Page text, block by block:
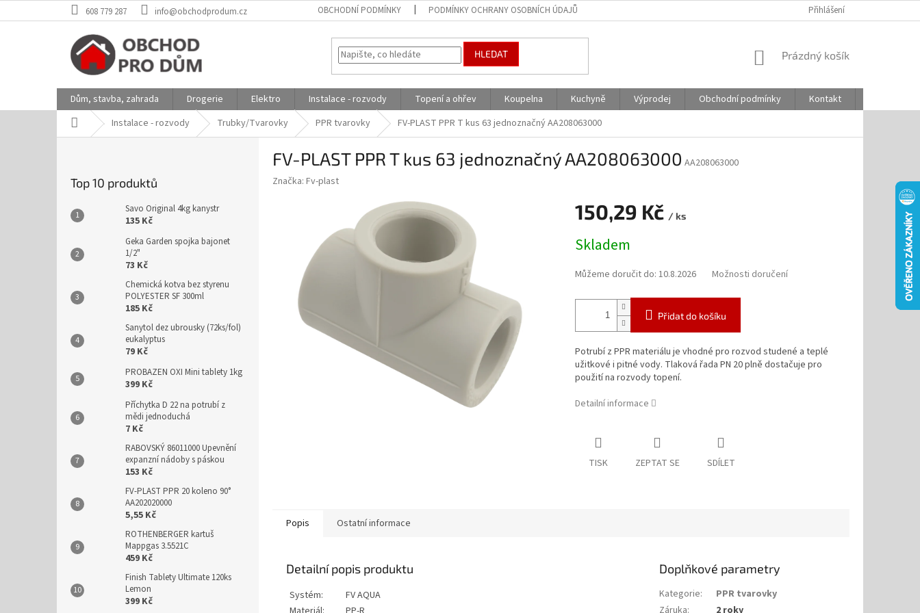
na
608 779 287 info@obchodprodum.cz OBCHODNÍ PODMÍNKY PODMÍNKY OCHRANY OSOBNÍCH ÚDAJŮ Přihlášení
HLEDAT
NÁKUPNÍ
Prázdný košík
Dům, stavba, zahrada Drogerie Elektro Instalace - rozvody Topení a ohřev Koupelna Kuchyně Výprodej Obchodní podmínky Kontakt
Domů Instalace - rozvody Trubky/Tvarovky PPR tvarovky FV-PLAST PPR T kus 63 jednoznačný AA208063000
Top 10 produktů
Savo Original 4kg kanystr
135 Kč
Geka Garden spojka bajonet
1/2"
73 Kč
Chemická kotva bez styrenu
POLYESTER SF 300ml
185 Kč
Sanytol dez ubrousky (72ks/fol)
eukalyptus
79 Kč
PROBAZEN OXI Mini tablety 1kg
399 Kč
Příchytka D 22 na potrubí z
mědi jednoduchá
7 Kč
RABOVSKÝ 86011000 Upevnění
expanzní nádoby s páskou
153 Kč
FV-PLAST PPR 20 koleno 90°
AA202020000
5,55 Kč
ROTHENBERGER kartuš
Mappgas 3.5521C
459 Kč
Finish Tablety Ultimate 120ks
Lemon
399 Kč
FV-PLAST PPR T kus 63 jednoznačný AA208063000 AA208063000
Značka: Fv-plast
150,29 Kč / ks
cena:
Skladem
Můžeme doručit do: 10.8.2026 Možnosti doručení
Přidat do košíku
Potrubí z PPR materiálu je vhodné pro rozvod studené a teplé
užitkové i pitné vody. Tlaková řada PN 20 plně dostačuje pro
použití na rozvody topení.
Detailní informace
TISK ZEPTAT SE SDÍLET
Popis Ostatní informace
Detailní popis produktu
Systém:
FV AQUA
Doplňkové parametry
Kategorie:
PPR tvarovky